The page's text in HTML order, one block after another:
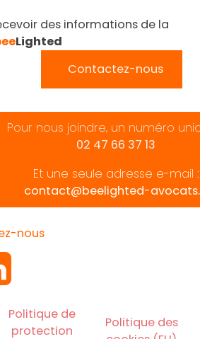
des informations de la
Lighted
Contactez-nous
Pour nous joindre, un numéro
02 47 66 37 13
Et une seule adresse e-mail :
contact@beelighted-
nous
Politique de
protection
Politique des